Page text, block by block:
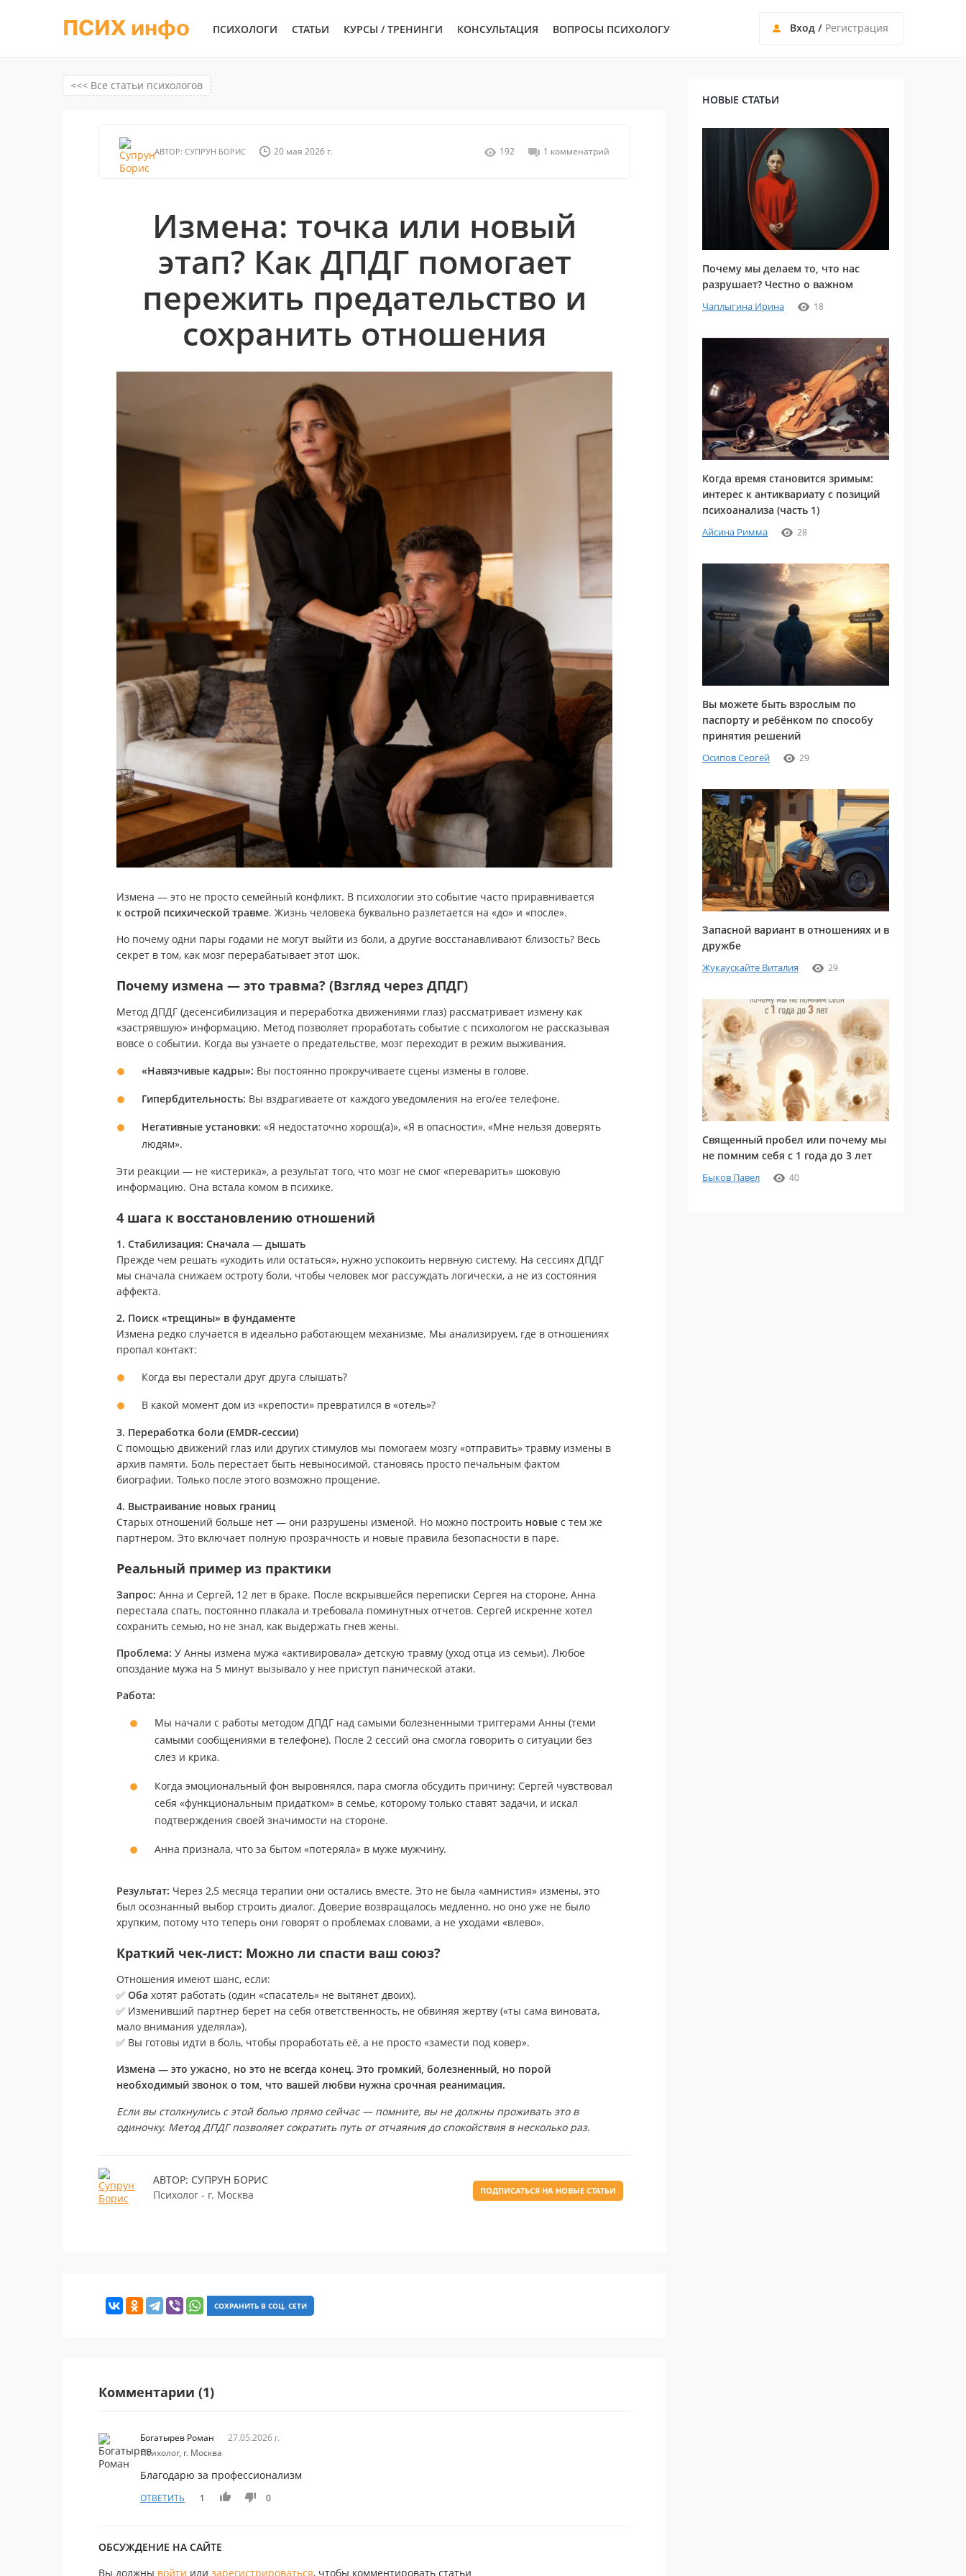
ПСИХ инфо ПСИХОЛОГИ СТАТЬИ КУРСЫ / ТРЕНИНГИ КОНСУЛЬТАЦИЯ ВОПРОСЫ ПСИХОЛОГУ Вход / Регистрация
<<< Все статьи психологов
АВТОР: СУПРУН БОРИС 20 мая 2026 г. 192 1 комменатрий
Измена: точка или новый
этап? Как ДПДГ помогает
пережить предательство и
сохранить отношения
Измена — это не просто семейный конфликт. В психологии это событие часто приравнивается
к острой психической травме. Жизнь человека буквально разлетается на «до» и «после».
Но почему одни пары годами не могут выйти из боли, а другие восстанавливают близость? Весь
секрет в том, как мозг перерабатывает этот шок.
Почему измена — это травма? (Взгляд через ДПДГ)
Метод ДПДГ (десенсибилизация и переработка движениями глаз) рассматривает измену как
«застрявшую» информацию. Метод позволяет проработать событие с психологом не рассказывая
вовсе о событии. Когда вы узнаете о предательстве, мозг переходит в режим выживания.
«Навязчивые кадры»: Вы постоянно прокручиваете сцены измены в голове.
Гипербдительность: Вы вздрагиваете от каждого уведомления на его/ее телефоне.
Негативные установки: «Я недостаточно хорош(а)», «Я в опасности», «Мне нельзя доверять
людям».
Эти реакции — не «истерика», а результат того, что мозг не смог «переварить» шоковую
информацию. Она встала комом в психике.
4 шага к восстановлению отношений
1. Стабилизация: Сначала — дышать
Прежде чем решать «уходить или остаться», нужно успокоить нервную систему. На сессиях ДПДГ
мы сначала снижаем остроту боли, чтобы человек мог рассуждать логически, а не из состояния
аффекта.
2. Поиск «трещины» в фундаменте
Измена редко случается в идеально работающем механизме. Мы анализируем, где в отношениях
пропал контакт:
Когда вы перестали друг друга слышать?
В какой момент дом из «крепости» превратился в «отель»?
3. Переработка боли (EMDR-сессии)
С помощью движений глаз или других стимулов мы помогаем мозгу «отправить» травму измены в
архив памяти. Боль перестает быть невыносимой, становясь просто печальным фактом
биографии. Только после этого возможно прощение.
4. Выстраивание новых границ
Старых отношений больше нет — они разрушены изменой. Но можно построить новые с тем же
партнером. Это включает полную прозрачность и новые правила безопасности в паре.
Реальный пример из практики
Запрос: Анна и Сергей, 12 лет в браке. После вскрывшейся переписки Сергея на стороне, Анна
перестала спать, постоянно плакала и требовала поминутных отчетов. Сергей искренне хотел
сохранить семью, но не знал, как выдержать гнев жены.
Проблема: У Анны измена мужа «активировала» детскую травму (уход отца из семьи). Любое
опоздание мужа на 5 минут вызывало у нее приступ панической атаки.
Работа:
Мы начали с работы методом ДПДГ над самыми болезненными триггерами Анны (теми
самыми сообщениями в телефоне). После 2 сессий она смогла говорить о ситуации без
слез и крика.
Когда эмоциональный фон выровнялся, пара смогла обсудить причину: Сергей чувствовал
себя «функциональным придатком» в семье, которому только ставят задачи, и искал
подтверждения своей значимости на стороне.
Анна признала, что за бытом «потеряла» в муже мужчину.
Результат: Через 2,5 месяца терапии они остались вместе. Это не была «амнистия» измены, это
был осознанный выбор строить диалог. Доверие возвращалось медленно, но оно уже не было
хрупким, потому что теперь они говорят о проблемах словами, а не уходами «влево».
Краткий чек-лист: Можно ли спасти ваш союз?
Отношения имеют шанс, если:
✅ Оба хотят работать (один «спасатель» не вытянет двоих).
✅ Изменивший партнер берет на себя ответственность, не обвиняя жертву («ты сама виновата,
мало внимания уделяла»).
✅ Вы готовы идти в боль, чтобы проработать её, а не просто «замести под ковер».
Измена — это ужасно, но это не всегда конец. Это громкий, болезненный, но порой
необходимый звонок о том, что вашей любви нужна срочная реанимация.
Если вы столкнулись с этой болью прямо сейчас — помните, вы не должны проживать это в
одиночку. Метод ДПДГ позволяет сократить путь от отчаяния до спокойствия в несколько раз.
АВТОР: СУПРУН БОРИС
Психолог - г. Москва
ПОДПИСАТЬСЯ НА НОВЫЕ СТАТЬИ
СОХРАНИТЬ В СОЦ. СЕТИ
Комментарии (1)
Богатырев Роман
27.05.2026 г.
Психолог, г. Москва
Благодарю за профессионализм
ОТВЕТИТЬ 1 0
ОБСУЖДЕНИЕ НА САЙТЕ
Вы должны войти или зарегистрироваться, чтобы комментировать статьи
НОВЫЕ СТАТЬИ
Почему мы делаем то, что нас
разрушает? Честно о важном
Чаплыгина Ирина 18
Когда время становится зримым:
интерес к антиквариату с позиций
психоанализа (часть 1)
Айсина Римма 28
Вы можете быть взрослым по
паспорту и ребёнком по способу
принятия решений
Осипов Сергей 29
Запасной вариант в отношениях и в
дружбе
Жукаускайте Виталия 29
Священный пробел или почему мы
не помним себя с 1 года до 3 лет
Быков Павел 40